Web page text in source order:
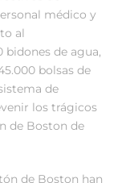
médico y
al
bidones de agua,
bolsas de
de
los trágicos
de Boston de
de Boston han